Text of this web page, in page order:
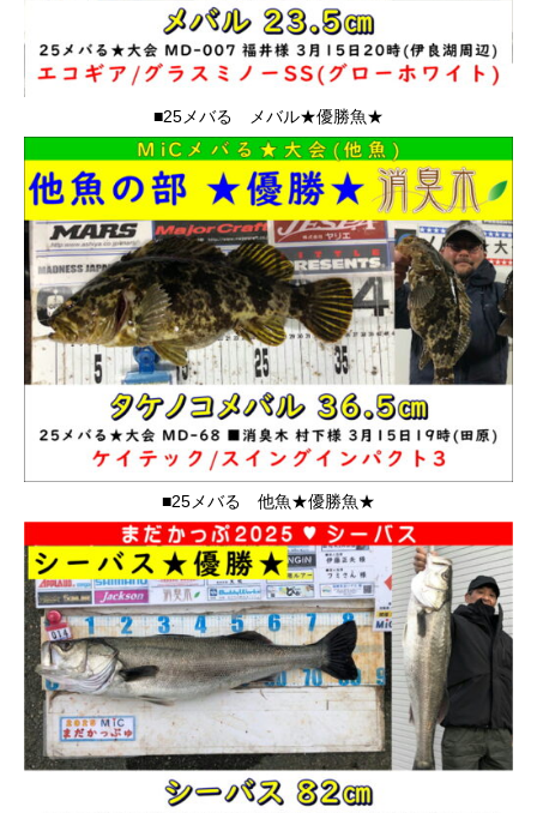
■25メバる メバル★優勝魚★
■25メバる 他魚★優勝魚★